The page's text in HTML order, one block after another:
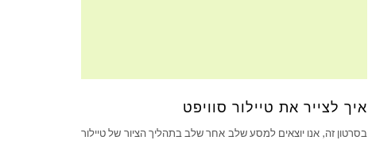
איך לצייר את טיילור סוויפט
בסרטון זה, אנו יוצאים למסע שלב אחר שלב בתהליך הציור של טיילור